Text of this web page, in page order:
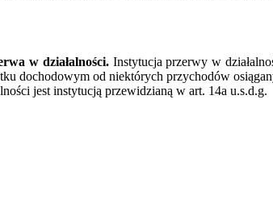
w działalności.Instytucja przerwy w
dochodowym od niektórych przychodów
jest instytucją przewidzianą w art. 14a u.s.d.g.